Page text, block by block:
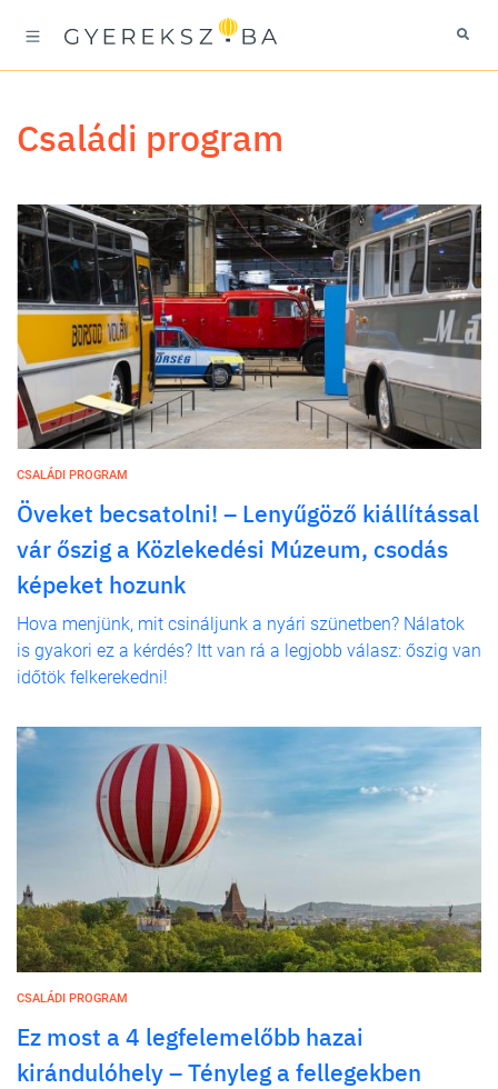
családi program
CSALÁDI PROGRAM
Öveket becsatolni! – Lenyűgöző kiállítással
vár őszig a Közlekedési Múzeum, csodás
képeket hozunk
Hova menjünk, mit csináljunk a nyári szünetben? Nálatok
is gyakori ez a kérdés? Itt van rá a legjobb válasz: őszig van
időtök felkerekedni!
CSALÁDI PROGRAM
Ez most a 4 legfelemelőbb hazai
kirándulóhely – Tényleg a fellegekben